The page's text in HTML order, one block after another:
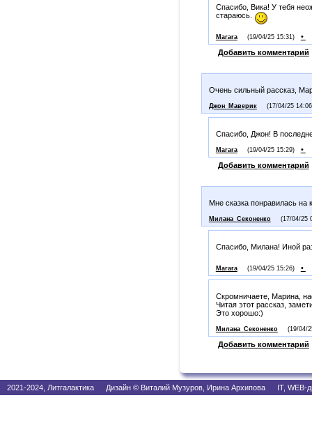
Спасибо, Вика! У тебя
стараюсь.
Marara (19/04/25 15:31)
•
Добавить комментарий
Очень сильный рассказ,
Джон_Маверик (17/04/25
Спасибо, Джон! В
Marara (19/04/25 15:29)
•
Добавить комментарий
Мне сказка понравилась на
Милана_Секоненко (17/04/25
Спасибо, Милана! Иной
Marara (19/04/25 15:26) •
Скромничаете, Марина,
Читая этот рассказ,
Это хорошо:)
Милана_Секоненко (19/04/
Добавить комментарий
2021-2024, Литгалактика Дизайн © Виталий Музуров, Ирина Архипова IT, WEB-